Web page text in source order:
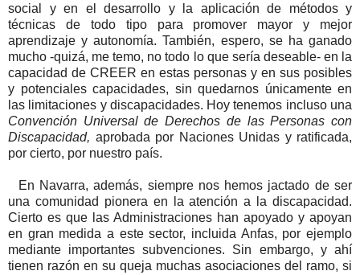
social y en el desarrollo y la aplicación de métodos y
técnicas de todo tipo para promover mayor y mejor
aprendizaje y autonomía. También, espero, se ha ganado
mucho -quizá, me temo, no todo lo que sería deseable- en la
capacidad de CREER en estas personas y en sus posibles
y potenciales capacidades, sin quedarnos únicamente en
las limitaciones y discapacidades. Hoy tenemos incluso una
Convención Universal de Derechos de las Personas con
Discapacidad, aprobada por Naciones Unidas y ratificada,
por cierto, por nuestro país.
En Navarra, además, siempre nos hemos jactado de ser
una comunidad pionera en la atención a la discapacidad.
Cierto es que las Administraciones han apoyado y apoyan
en gran medida a este sector, incluida Anfas, por ejemplo
mediante importantes subvenciones. Sin embargo, y ahí
tienen razón en su queja muchas asociaciones del ramo, si